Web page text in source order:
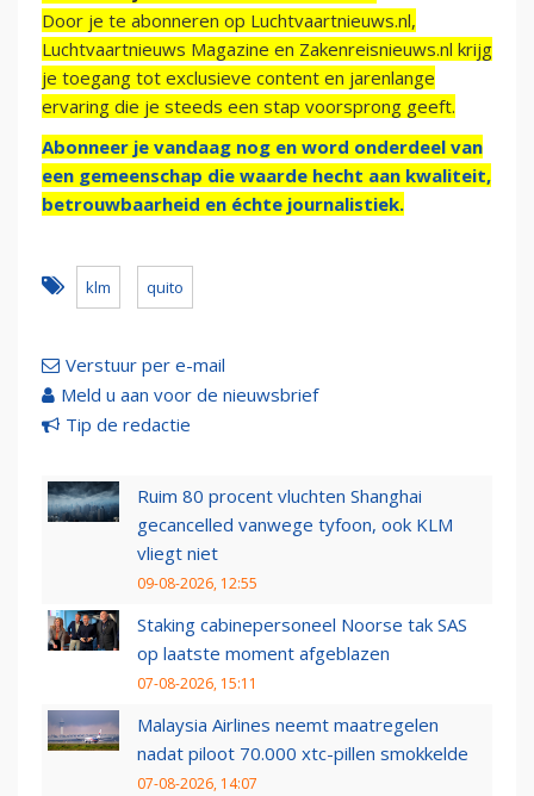
Door je te abonneren op Luchtvaartnieuws.nl,
Luchtvaartnieuws Magazine en Zakenreisnieuws.nl krijg
je toegang tot exclusieve content en jarenlange
ervaring die je steeds een stap voorsprong geeft.
Abonneer je vandaag nog en word onderdeel van
een gemeenschap die waarde hecht aan kwaliteit,
betrouwbaarheid en échte journalistiek.
klm quito
Verstuur per e-mail
Meld u aan voor de nieuwsbrief
Tip de redactie
Ruim 80 procent vluchten Shanghai
gecancelled vanwege tyfoon, ook KLM
vliegt niet
09-08-2026, 12:55
Staking cabinepersoneel Noorse tak SAS
op laatste moment afgeblazen
07-08-2026, 15:11
Malaysia Airlines neemt maatregelen
nadat piloot 70.000 xtc-pillen smokkelde
07-08-2026, 14:07